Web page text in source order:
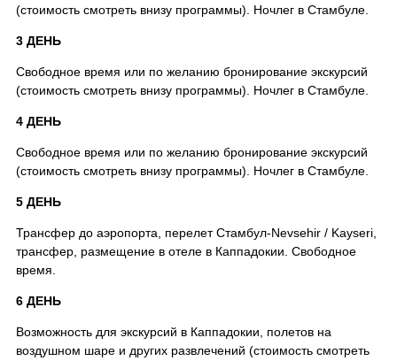
(стоимость смотреть внизу программы). Ночлег в Стамбуле.
3 ДЕНЬ
Свободное время или по желанию бронирование экскурсий
(стоимость смотреть внизу программы). Ночлег в Стамбуле.
4 ДЕНЬ
Свободное время или по желанию бронирование экскурсий
(стоимость смотреть внизу программы). Ночлег в Стамбуле.
5 ДЕНЬ
Трансфер до аэропорта, перелет Стамбул-Nevsehir / Kayseri,
трансфер, размещение в отеле в Каппадокии. Свободное
время.
6 ДЕНЬ
Возможность для экскурсий в Каппадокии, полетов на
воздушном шаре и других развлечений (стоимость смотреть